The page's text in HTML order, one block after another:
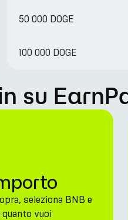
50 000 DOGE
100 000 DOGE
su
seleziona BNB e
quanto vuoi